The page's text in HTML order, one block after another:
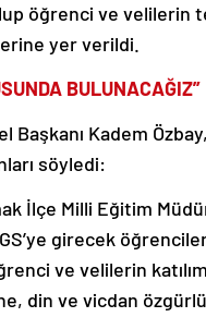
öğrenci ve velilerin
yer verildi.
BULUNACAĞIZ”
Başkanı Kadem
söyledi:
İlçe Milli Eğitim
girecek
ve velilerin
din ve vicdan